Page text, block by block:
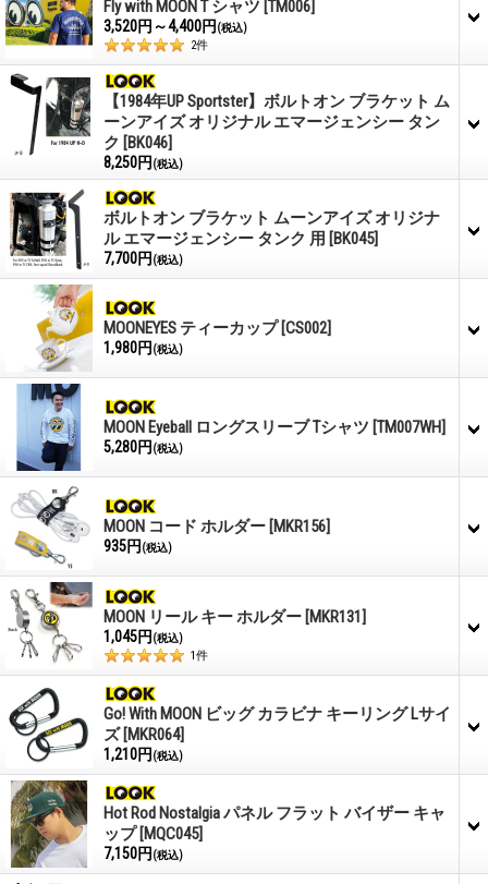
Fly with MOON T シャツ [TM006]
3,520円～4,400円 (税込)
2件
【1984年UP Sportster】ボルトオン ブラケット ム
ーンアイズ オリジナル エマージェンシー タン
ク [BK046]
8,250円 (税込)
ボルトオン ブラケット ムーンアイズ オリジナ
ル エマージェンシー タンク 用 [BK045]
7,700円 (税込)
MOONEYES ティーカップ [CS002]
1,980円 (税込)
MOON Eyeball ロングスリーブ Tシャツ [TM007WH]
5,280円 (税込)
MOON コード ホルダー [MKR156]
935円 (税込)
MOON リール キー ホルダー [MKR131]
1,045円 (税込)
1件
Go! With MOON ビッグ カラビナ キーリング Lサイ
ズ [MKR064]
1,210円 (税込)
Hot Rod Nostalgia パネル フラット バイザー キャ
ップ [MQC045]
7,150円 (税込)